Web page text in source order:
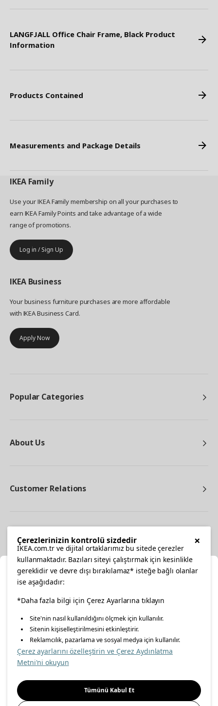
LANGFJALL Office Chair Frame, Black Product
Information
Products Contained
Measurements and Package Details
IKEA Family
Use your IKEA Family membership on all your purchases to
earn IKEA Family Points and take advantage of a wide
range of promotions.
Log in / Sign Up
IKEA Business
Your business furniture purchases are more affordable
with IKEA Business Card.
Apply Now
Popular Categories
About Us
Customer Relations
facebooktwitterinstagrampinterestyoutube
linkedin
Energy Policy Information Security Policy
Food Safety Policy
Important Notice Privacy Agreement Personal Data Protection
Select Location
Please select to see the content specific to your delivery
location for your orders from Online Store.
Select a city first
Please select
×
Çerezlerinizin kontrolü sizdedir
IKEA.com.tr ve dijital ortaklarımız bu sitede çerezler
kullanmaktadır. Bazıları siteyi çalıştırmak için kesinlikle
gereklidir ve devre dışı bırakılamaz* isteğe bağlı olanlar
ise aşağıdadır:
*Daha fazla bilgi için Çerez Ayarlarına tıklayın
Site'nin nasıl kullanıldığını ölçmek için kullanılır.
Sitenin kişiselleştirilmesini etkinleştirir.
Reklamcılık, pazarlama ve sosyal medya için kullanılır.
Çerez ayarlarını özelleştirin ve Çerez Aydınlatma
Metni'ni okuyun
Tümünü Kabul Et